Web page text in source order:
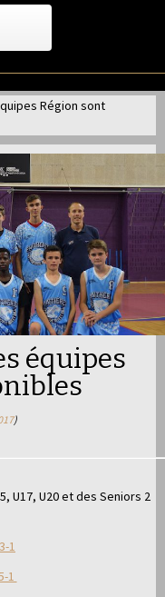
Région sont
équipes
)
U17, U20 et des Seniors 2
1
1